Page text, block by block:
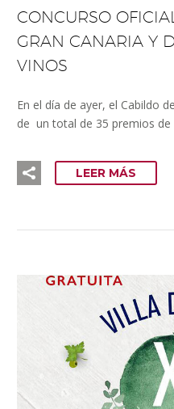
CONCURSO
GRAN CANARIA Y
VINOS
En el día de ayer, el Cabildo
de un total de 35 premios
LEER MÁS